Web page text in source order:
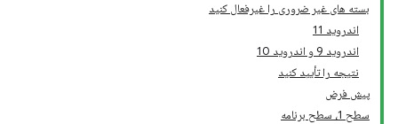
بسته های غیر ضروری را غیرفعال کنید
اندروید 11
اندروید 9 و اندروید 10
نتیجه را تأیید کنید
پیش فرض
سطح 1، سطح برنامه